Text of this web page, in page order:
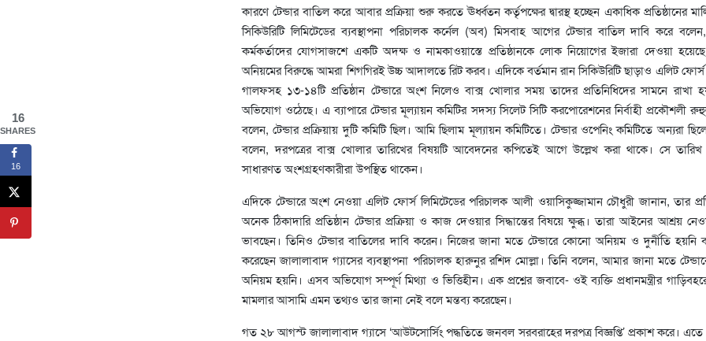
কারণে টেন্ডার বাতিল করে আবার প্রক্রিয়া শুরু করতে ঊর্ধ্বতন কর্তৃপক্ষের দ্বারস্থ হচ্ছেন একাধিক প্রতিষ্ঠানের
সিকিউরিটি লিমিটেডের ব্যবস্থাপনা পরিচালক কর্নেল (অব) মিসবাহ আগের টেন্ডার বাতিল দাবি করে
কর্মকর্তাদের যোগসাজশে একটি অদক্ষ ও নামকাওয়াস্তে প্রতিষ্ঠানকে লোক নিয়োগের ইজারা দেওয়া
অনিয়মের বিরুদ্ধে আমরা শিগগিরই উচ্চ আদালতে রিট করব। এদিকে বর্তমান রান সিকিউরিটি ছাড়াও এলিট ফোর্স
গালফসহ ১৩-১৪টি প্রতিষ্ঠান টেন্ডারে অংশ নিলেও বাক্স খোলার সময় তাদের প্রতিনিধিদের সামনে রাখা
অভিযোগ ওঠেছে। এ ব্যাপারে টেন্ডার মূল্যায়ন কমিটির সদস্য সিলেট সিটি করপোরেশনের নির্বাহী প্রকৌশলী
বলেন, টেন্ডার প্রক্রিয়ায় দুটি কমিটি ছিল। আমি ছিলাম মূল্যায়ন কমিটিতে। টেন্ডার ওপেনিং কমিটিতে অন্যরা
বলেন, দরপত্রের বাক্স খোলার তারিখের বিষয়টি আবেদনের কপিতেই আগে উল্লেখ করা থাকে। সে
সাধারণত অংশগ্রহণকারীরা উপস্থিত থাকেন।
এদিকে টেন্ডারে অংশ নেওয়া এলিট ফোর্স লিমিটেডের পরিচালক আলী ওয়াসিকুজ্জামান চৌধুরী জানান, তার
অনেক ঠিকাদারি প্রতিষ্ঠান টেন্ডার প্রক্রিয়া ও কাজ দেওয়ার সিদ্ধান্তের বিষয়ে ক্ষুব্ধ। তারা আইনের আশ্রয়
ভাবছেন। তিনিও টেন্ডার বাতিলের দাবি করেন। নিজের জানা মতে টেন্ডারে কোনো অনিয়ম ও দুর্নীতি হয়নি
করেছেন জালালাবাদ গ্যাসের ব্যবস্থাপনা পরিচালক হারুনুর রশিদ মোল্লা। তিনি বলেন, আমার জানা মতে
অনিয়ম হয়নি। এসব অভিযোগ সম্পূর্ণ মিথ্যা ও ভিত্তিহীন। এক প্রশ্নের জবাবে- ওই ব্যক্তি প্রধানমন্ত্রীর
মামলার আসামি এমন তথ্যও তার জানা নেই বলে মন্তব্য করেছেন।
গত ২৮ আগস্ট জালালাবাদ গ্যাসে ‘আউটসোর্সিং পদ্ধতিতে জনবল সরবরাহের দরপত্র বিজ্ঞপ্তি’ প্রকাশ করে।
16
SHARES
16